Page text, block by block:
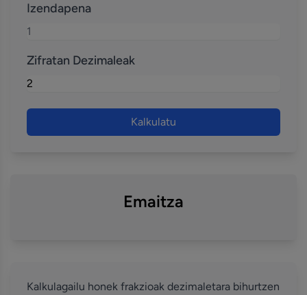
Izendapena
Zifratan Dezimaleak
Kalkulatu
Emaitza
Kalkulagailu honek frakzioak dezimaletara bihurtzen